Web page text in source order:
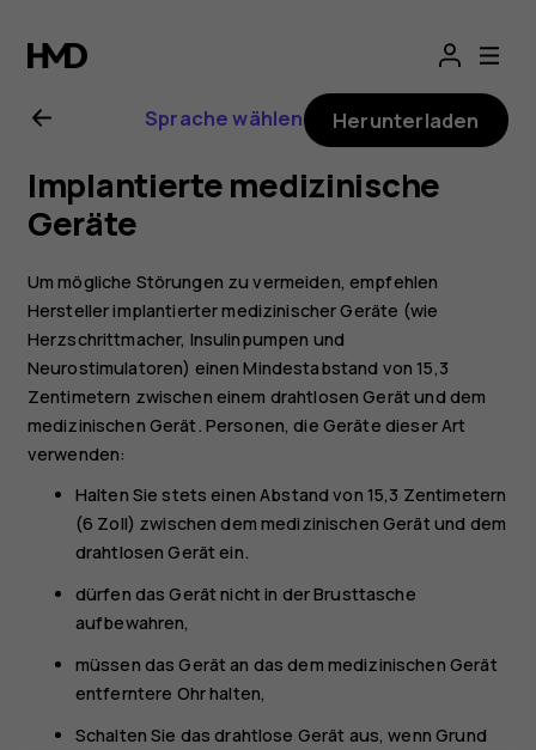
Nokia 2720-
Sprache wählen Herunterladen
Implantierte medizinische
Geräte
Um mögliche Störungen zu vermeiden, empfehlen
Hersteller implantierter medizinischer Geräte (wie
Herzschrittmacher, Insulinpumpen und
Neurostimulatoren) einen Mindestabstand von 15,3
Zentimetern zwischen einem drahtlosen Gerät und dem
medizinischen Gerät. Personen, die Geräte dieser Art
verwenden:
Halten Sie stets einen Abstand von 15,3 Zentimetern
(6 Zoll) zwischen dem medizinischen Gerät und dem
drahtlosen Gerät ein.
dürfen das Gerät nicht in der Brusttasche
aufbewahren,
müssen das Gerät an das dem medizinischen Gerät
entferntere Ohr halten,
Schalten Sie das drahtlose Gerät aus, wenn Grund